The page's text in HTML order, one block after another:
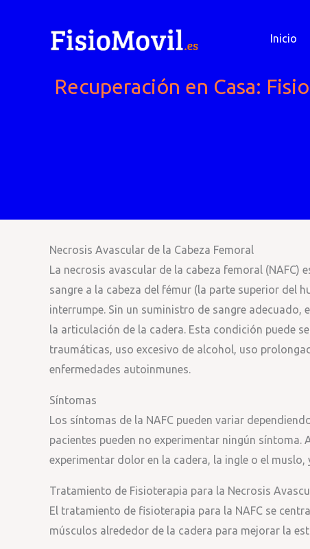
Inicio
Recuperación en Casa:
Necrosis Avascular de la Cabeza Femoral
La necrosis avascular de la cabeza femoral
sangre a la cabeza del fémur (la parte superior del
interrumpe. Sin un suministro de sangre adecuado,
la articulación de la cadera. Esta condición puede
traumáticas, uso excesivo de alcohol, uso
enfermedades autoinmunes.
Síntomas
Los síntomas de la NAFC pueden variar
pacientes pueden no experimentar ningún
experimentar dolor en la cadera, la ingle o el
Tratamiento de Fisioterapia para la Necrosis
El tratamiento de fisioterapia para la NAFC se
músculos alrededor de la cadera para mejorar la